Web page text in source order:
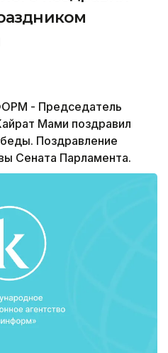
- Председатель
Мами поздравил
Поздравление
Сената Парламента.